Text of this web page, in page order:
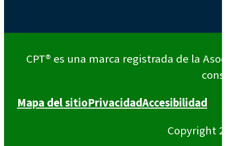
CPT® es una marca registrada de la
Mapa del sitioPrivacidadAccesibilidad
Copyright